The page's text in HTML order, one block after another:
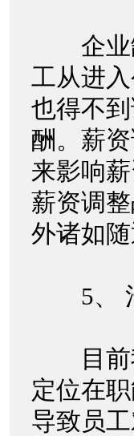
企业缺
工从进
也得不
酬。薪
来影响
薪资调
外诸如
5、
目前我
定位在
导致员